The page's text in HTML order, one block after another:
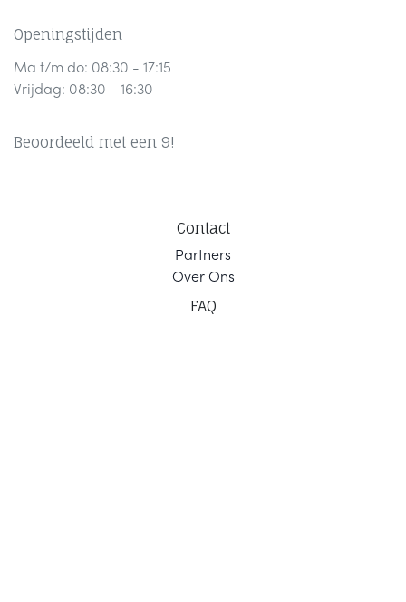
Openingstijden
Ma t/m do: 08:30 - 17:15
Vrijdag: 08:30 - 16:30
Beoordeeld met een 9!
Contact
Partners
Over Ons
FAQ